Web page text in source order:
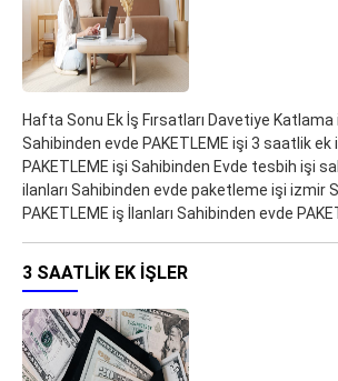
Hafta Sonu Ek İş Fırsatları Davetiye
Sahibinden evde PAKETLEME işi 3 saatlik ek
PAKETLEME işi Sahibinden Evde tesbih işi
ilanları Sahibinden evde paketleme işi izmir
PAKETLEME iş İlanları Sahibinden evde
3 SAATLIK EK IŞLER